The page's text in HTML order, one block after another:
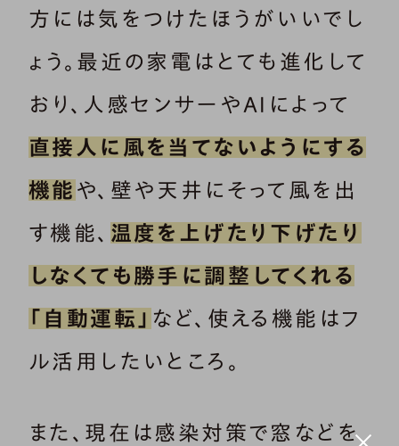
方には気をつけたほうがいいでし
ょう。最近の家電はとても進化して
おり、人感センサーやAIによって
直接人に風を当てないようにする
機能 や、壁や天井にそって風を出
す機能、 温度を上げたり下げたり
しなくても勝手に調整してくれる
「自動運転」 など、使える機能はフ
ル活用したいところ。
また、現在は感染対策で窓などを